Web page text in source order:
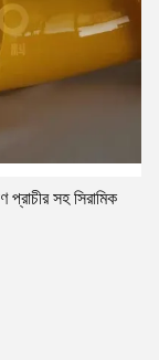
সহ সিরামিক